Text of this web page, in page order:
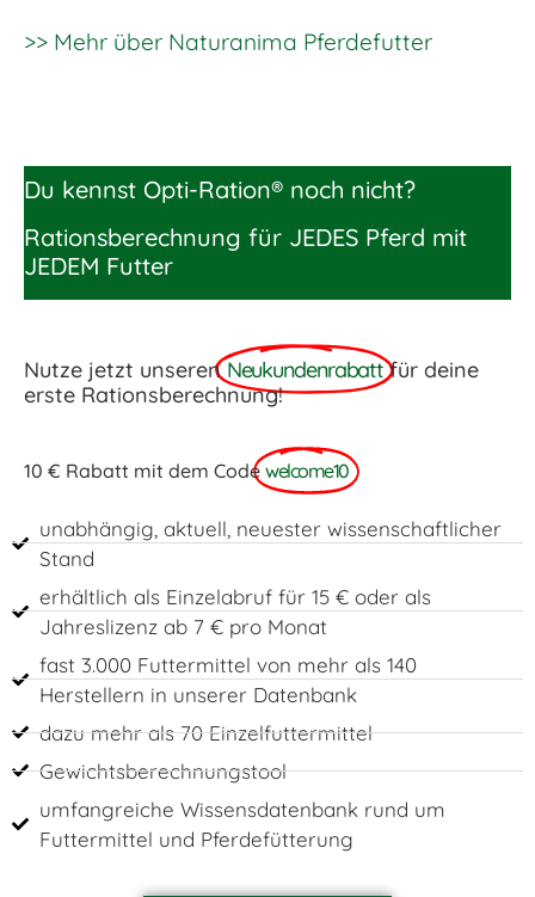
>> Mehr über Naturanima Pferdefutter
Du kennst Opti-Ration® noch nicht?
Rationsberechnung für JEDES Pferd mit
JEDEM Futter
Nutze jetzt unseren Neukundenrabatt für deine
erste Rationsberechnung!
10 € Rabatt mit dem Code welcome10
unabhängig, aktuell, neuester wissenschaftlicher
Stand
erhältlich als Einzelabruf für 15 € oder als
Jahreslizenz ab 7 € pro Monat
fast 3.000 Futtermittel von mehr als 140
Herstellern in unserer Datenbank
dazu mehr als 70 Einzelfuttermittel
Gewichtsberechnungstool
umfangreiche Wissensdatenbank rund um
Futtermittel und Pferdefütterung